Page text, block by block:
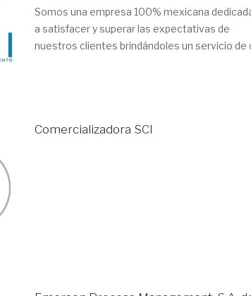
Somos una empresa 100% mexicana
a satisfacer y superar las expectativas de
nuestros clientes brindándoles un servicio de
Comercializadora SCI